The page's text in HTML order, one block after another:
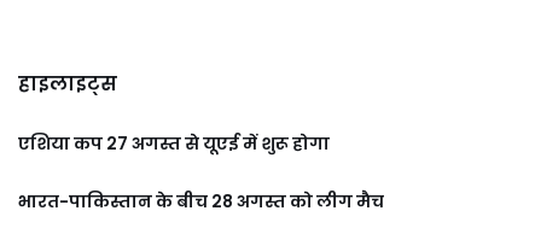
हाइलाइट्स
एशिया कप 27 अगस्त से यूएई में शुरू होगा
भारत-पाकिस्तान के बीच 28 अगस्त को लीग मैच